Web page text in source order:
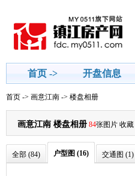
首页 -> 开盘信息
房贷计算器
首页 -> 画意江南 -> 楼盘相册
画意江南 楼盘相册 84张图片 收藏
全部 (84) 户型图 (16) 交通图 (1)